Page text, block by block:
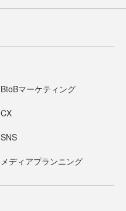
BtoBマーケティング
CX
SNS
メディアプランニング